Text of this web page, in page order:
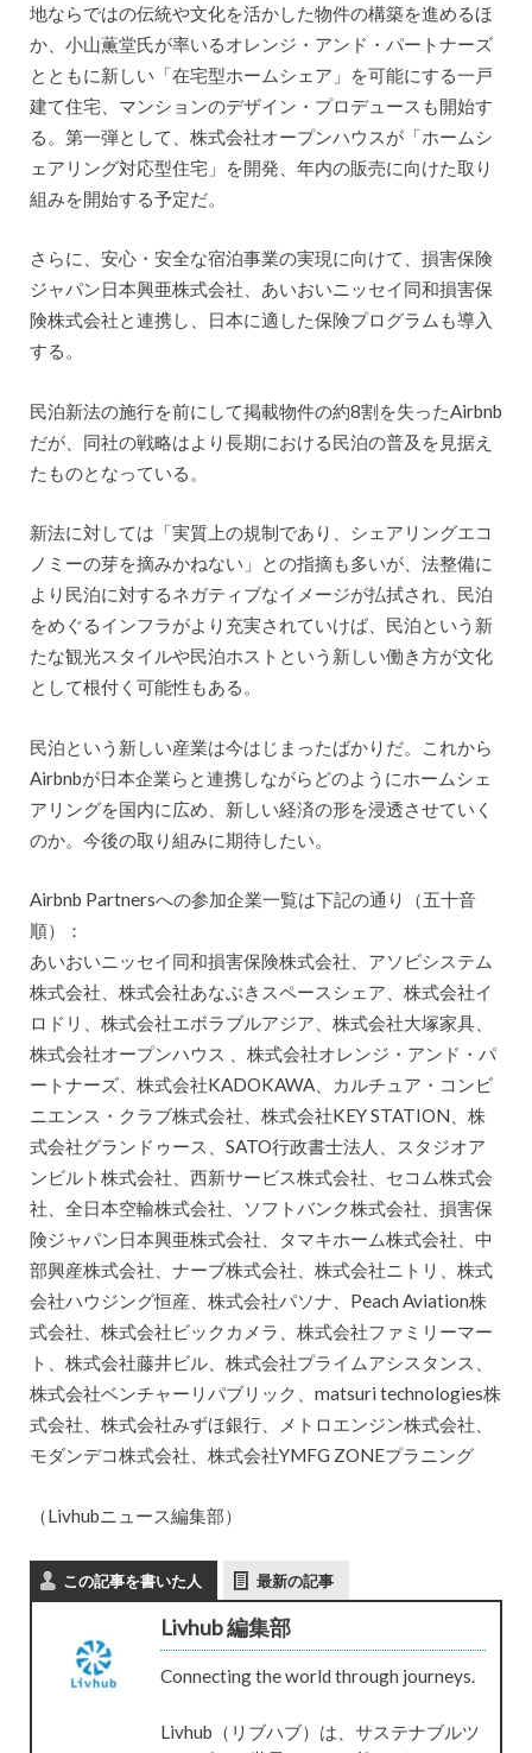
地ならではの伝統や文化を活かした物件の構築を進めるほ
か、小山薫堂氏が率いるオレンジ・アンド・パートナーズ
とともに新しい「在宅型ホームシェア」を可能にする一戸
建て住宅、マンションのデザイン・プロデュースも開始す
る。第一弾として、株式会社オープンハウスが「ホームシ
ェアリング対応型住宅」を開発、年内の販売に向けた取り
組みを開始する予定だ。
さらに、安心・安全な宿泊事業の実現に向けて、損害保険
ジャパン日本興亜株式会社、あいおいニッセイ同和損害保
険株式会社と連携し、日本に適した保険プログラムも導入
する。
民泊新法の施行を前にして掲載物件の約8割を失ったAirbnb
だが、同社の戦略はより長期における民泊の普及を見据え
たものとなっている。
新法に対しては「実質上の規制であり、シェアリングエコ
ノミーの芽を摘みかねない」との指摘も多いが、法整備に
より民泊に対するネガティブなイメージが払拭され、民泊
をめぐるインフラがより充実されていけば、民泊という新
たな観光スタイルや民泊ホストという新しい働き方が文化
として根付く可能性もある。
民泊という新しい産業は今はじまったばかりだ。これから
Airbnbが日本企業らと連携しながらどのようにホームシェ
アリングを国内に広め、新しい経済の形を浸透させていく
のか。今後の取り組みに期待したい。
Airbnb Partnersへの参加企業一覧は下記の通り（五十音
順）：
あいおいニッセイ同和損害保険株式会社、アソビシステム
株式会社、株式会社あなぶきスペースシェア、株式会社イ
ロドリ、株式会社エボラブルアジア、株式会社大塚家具、
株式会社オープンハウス 、株式会社オレンジ・アンド・パ
ートナーズ、株式会社KADOKAWA、カルチュア・コンビ
ニエンス・クラブ株式会社、株式会社KEY STATION、株
式会社グランドゥース、SATO行政書士法人、スタジオア
ンビルト株式会社、西新サービス株式会社、セコム株式会
社、全日本空輸株式会社、ソフトバンク株式会社、損害保
険ジャパン日本興亜株式会社、タマキホーム株式会社、中
部興産株式会社、ナーブ株式会社、株式会社ニトリ、株式
会社ハウジング恒産、株式会社パソナ、Peach Aviation株
式会社、株式会社ビックカメラ、株式会社ファミリーマー
ト、株式会社藤井ビル、株式会社プライムアシスタンス、
株式会社ベンチャーリパブリック、matsuri technologies株
式会社、株式会社みずほ銀行、メトロエンジン株式会社、
モダンデコ株式会社、株式会社YMFG ZONEプラニング
（Livhubニュース編集部）
この記事を書いた人 最新の記事
Livhub 編集部
Connecting the world through journeys.
Livhub（リブハブ）は、サステナブルツ